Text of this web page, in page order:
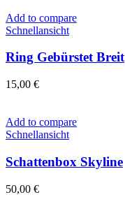
Add to compare
Schnellansicht
Ring Gebürstet Breit
15,00 €
Add to compare
Schnellansicht
Schattenbox Skyline
50,00 €